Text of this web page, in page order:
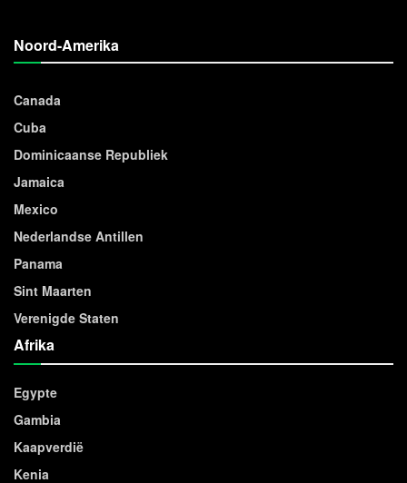
Noord-Amerika
Canada
Cuba
Dominicaanse Republiek
Jamaica
Mexico
Nederlandse Antillen
Panama
Sint Maarten
Verenigde Staten
Afrika
Egypte
Gambia
Kaapverdië
Kenia